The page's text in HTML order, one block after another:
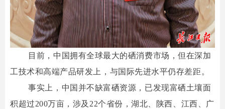
目前，中国拥有全球最大的硒消费市场，但在深加
工技术和高端产品研发上，与国际先进水平仍存差距。
事实上，中国并不缺富硒资源，已发现富硒土壤面
积超过200万亩，涉及22个省份，湖北、陕西、江西、广